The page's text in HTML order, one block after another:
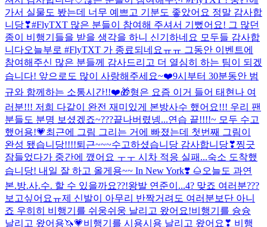
가서 실물도 봤는데 너무 예쁘고 기분도 좋았어요 정말 감사합
니당❣#FlyTXT 많은 분들이 참여해 주셔서 기뻤어요! 그 많던
종이 비행기들을 받을 생각을 하니 신기하네요 모두들 감사합
니다오늘부로 #FlyTXT 가 종료되네요ㅠㅠ 그동안 이벤트에
참여해주신 많은 분들께 감사드리고 더 열심히 하는 팀이 되겠
습니다! 앞으로도 많이 사랑해주세요~❤️9시부터 30분동안 범
규와 함께하는 소통시간!!❤️🎁형은 요즘 이거 들어 태현나 여
러분!!! 저희 다같이 완전 재미있게 본방사수 했어요!!! 우리 팬
분들도 분명 보셨겠죠~???끝나버렸넹...연습 끝!!!!~ 모두 수고
했어용!💗최근에 그림 그리는 거에 빠졌는데 첫번째 그림이
완성 됐습니당!!!!퇴근~~~수고하셨습니당 감사합니당❣찡긋
잠들었다가 중간에 깼어요 ㅜㅜ 시차 적응 실패...숙소 도착했
습니당! 내일 잘 하고 올게용~~ In New York❣️ 🌰 오늘도 과연
본.방.사.수. 할 수 있을까요??!왕발 연준이...4? 맞죠 여러분???
보고싶어요ㅠ제 신발이 아무리 반짝거려도 여러분보단 아니
죠 우히히 비행기를 쉬웅쉬웅 날리고 왔어요!비행기를 슝슝
날리고 왔어용🦄💗비행기를 시용시용 날리고 왔어요❣ 비행